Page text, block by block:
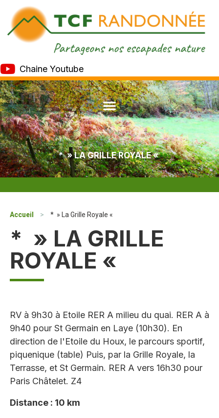
Chaine Youtube
* » LA GRILLE ROYALE «
Accueil > * » La Grille Royale «
* » LA GRILLE
ROYALE «
RV à 9h30 à Etoile RER A milieu du quai. RER A à
9h40 pour St Germain en Laye (10h30). En
direction de l'Etoile du Houx, le parcours sportif,
piquenique (table) Puis, par la Grille Royale, la
Terrasse, et St Germain. RER A vers 16h30 pour
Paris Châtelet. Z4
Distance : 10 km